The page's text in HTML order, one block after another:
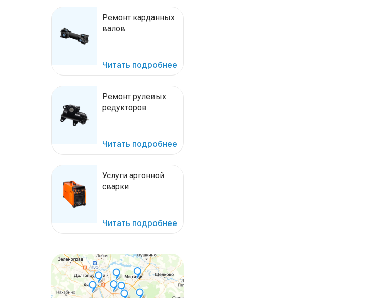
Ремонт карданных
валов
Читать подробнее
Ремонт рулевых
редукторов
Читать подробнее
Услуги аргонной
сварки
Читать подробнее